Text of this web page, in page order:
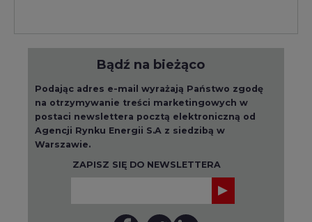
Bądź na bieżąco
Podając adres e-mail wyrażają Państwo zgodę
na otrzymywanie treści marketingowych w
postaci newslettera pocztą elektroniczną od
Agencji Rynku Energii S.A z siedzibą w
Warszawie.
ZAPISZ SIĘ DO NEWSLETTERA